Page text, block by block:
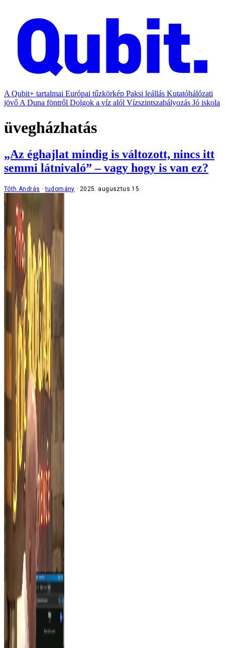
A Qubit+ tartalmai Európai tűzkörkép Paksi leállás Kutatóhálózati
jövő A Duna föntről Dolgok a víz alól Vízszintszabályozás Jó iskola
üvegházhatás
„Az éghajlat mindig is változott, nincs itt
semmi látnivaló” – vagy hogy is van ez?
Tóth András tudomány 2025. augusztus 15.